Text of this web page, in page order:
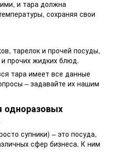
и тара должна
сохраняя свои
тарелок и прочей посуды,
прочих жидких блюд.
тара имеет все данные
– задавайте их нашим
одноразовых
супники) – это посуда,
сфер бизнеса. К ним